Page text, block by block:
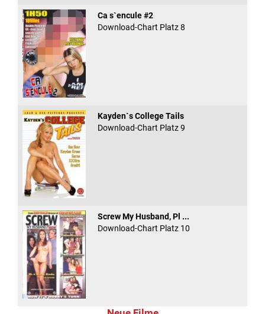
Ca s`encule #2
Download-Chart Platz 8
Kayden`s College Tails
Download-Chart Platz 9
Screw My Husband, Pl ...
Download-Chart Platz 10